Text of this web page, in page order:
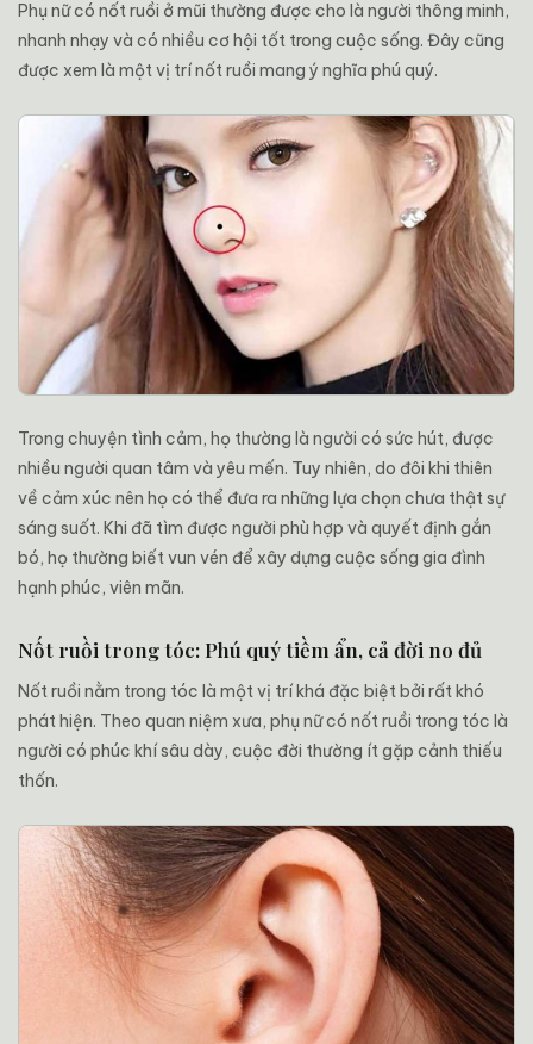
Phụ nữ có nốt ruồi ở mũi thường được cho là người thông minh,
nhanh nhạy và có nhiều cơ hội tốt trong cuộc sống. Đây cũng
được xem là một vị trí nốt ruồi mang ý nghĩa phú quý.
Trong chuyện tình cảm, họ thường là người có sức hút, được
nhiều người quan tâm và yêu mến. Tuy nhiên, do đôi khi thiên
về cảm xúc nên họ có thể đưa ra những lựa chọn chưa thật sự
sáng suốt. Khi đã tìm được người phù hợp và quyết định gắn
bó, họ thường biết vun vén để xây dựng cuộc sống gia đình
hạnh phúc, viên mãn.
Nốt ruồi trong tóc: Phú quý tiềm ẩn, cả đời no đủ
Nốt ruồi nằm trong tóc là một vị trí khá đặc biệt bởi rất khó
phát hiện. Theo quan niệm xưa, phụ nữ có nốt ruồi trong tóc là
người có phúc khí sâu dày, cuộc đời thường ít gặp cảnh thiếu
thốn.